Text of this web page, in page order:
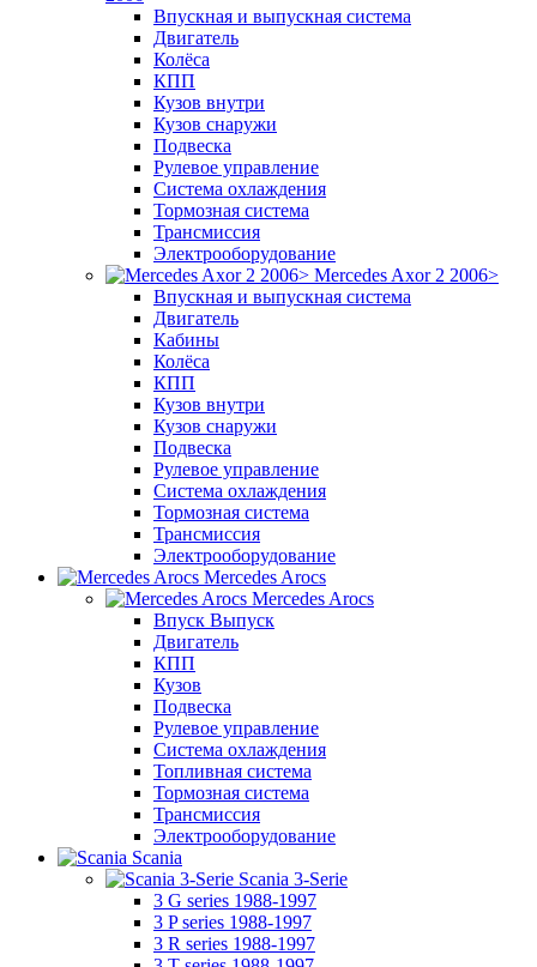
Впускная и выпускная система
Двигатель
Колёса
КПП
Кузов внутри
Кузов снаружи
Подвеска
Рулевое управление
Система охлаждения
Тормозная система
Трансмиссия
Электрооборудование
Mercedes Axor 2 2006>
Впускная и выпускная система
Двигатель
Кабины
Колёса
КПП
Кузов внутри
Кузов снаружи
Подвеска
Рулевое управление
Система охлаждения
Тормозная система
Трансмиссия
Электрооборудование
Mercedes Arocs
Mercedes Arocs
Впуск Выпуск
Двигатель
КПП
Кузов
Подвеска
Рулевое управление
Система охлаждения
Топливная система
Тормозная система
Трансмиссия
Электрооборудование
Scania
Scania 3-Serie
3 G series 1988-1997
3 P series 1988-1997
3 R series 1988-1997